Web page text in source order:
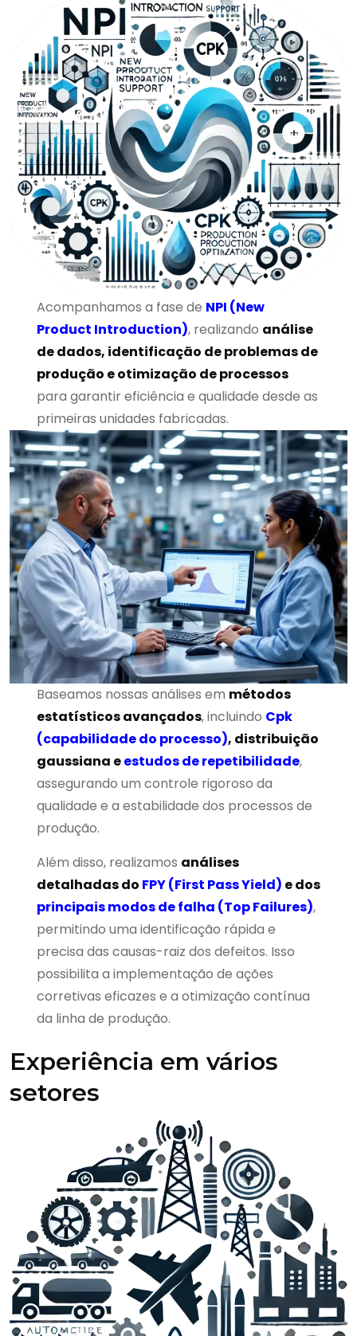
Acompanhamos a fase de NPI (New
Product Introduction), realizando análise
de dados, identificação de problemas de
produção e otimização de processos
para garantir eficiência e qualidade desde as
primeiras unidades fabricadas.
Baseamos nossas análises em métodos
estatísticos avançados, incluindo Cpk
(capabilidade do processo), distribuição
gaussiana eestudos de repetibilidade,
assegurando um controle rigoroso da
qualidade e a estabilidade dos processos de
produção.
Além disso, realizamos análises
detalhadas do FPY (First Pass Yield) e dos
principais modos de falha (Top Failures),
permitindo uma identificação rápida e
precisa das causas-raiz dos defeitos. Isso
possibilita a implementação de ações
corretivas eficazes e a otimização contínua
da linha de produção.
Experiência em vários
setores